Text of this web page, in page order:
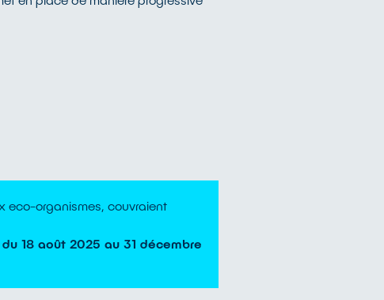
eco-organismes, couvraient
18 août 2025 au 31 décembre